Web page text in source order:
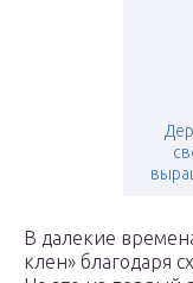
В далекие
клен» благодаря